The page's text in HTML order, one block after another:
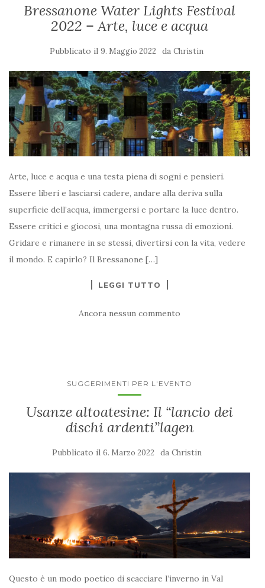
Bressanone Water Lights Festival
2022 – Arte, luce e acqua
Pubblicato il 9. Maggio 2022 da Christin
Arte, luce e acqua e una testa piena di sogni e pensieri.
Essere liberi e lasciarsi cadere, andare alla deriva sulla
superficie dell’acqua, immergersi e portare la luce dentro.
Essere critici e giocosi, una montagna russa di emozioni.
Gridare e rimanere in se stessi, divertirsi con la vita, vedere
il mondo. E capirlo? Il Bressanone […]
LEGGI TUTTO
Ancora nessun commento
SUGGERIMENTI PER L'EVENTO
Usanze altoatesine: Il “lancio dei
dischi ardenti”lagen
Pubblicato il 6. Marzo 2022 da Christin
Questo è un modo poetico di scacciare l’inverno in Val